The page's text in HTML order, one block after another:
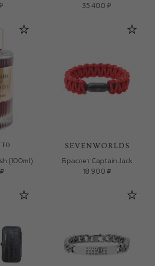
35 400 ₽
(100ml)
Браслет Captain Jack
18 900 ₽